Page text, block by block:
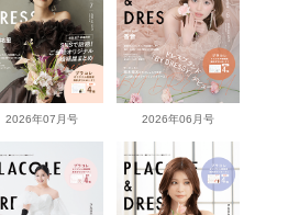
2026年07月号 2026年06月号